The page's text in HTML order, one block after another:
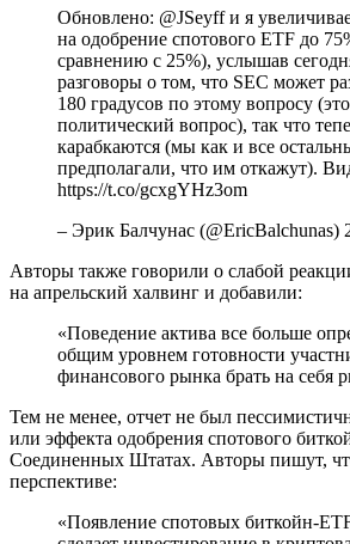
Обновлено: @JSeyff и я
на одобрение спотового ETF до
сравнению с 25%), услышав
разговоры о том, что SEC может
180 градусов по этому вопросу
политический вопрос), так что
карабкаются (мы как и все
предполагали, что им откажут).
https://t.co/gcxgYHz3om
– Эрик Балчунас (@EricBalchunas)
Авторы также говорили о слабой
на апрельский халвинг и добавили:
«Поведение актива все больше
общим уровнем готовности
финансового рынка брать на себя
Тем не менее, отчет не был
или эффекта одобрения спотового
Соединенных Штатах. Авторы пишут,
перспективе:
«Появление спотовых биткойн-